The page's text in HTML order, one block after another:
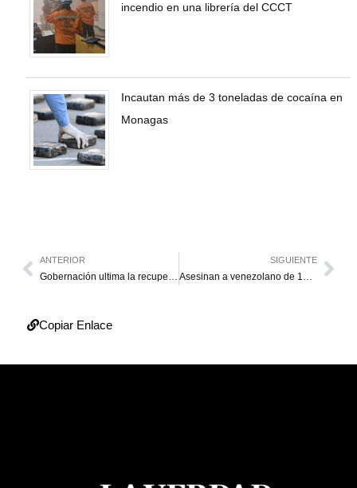
incendio en una librería del CCCT
Incautan más de 3 toneladas de cocaína en
Monagas
ANTERIOR
Gobernación ultima la recuperación de la villa deportiva Arquímedes Herrera
SIGUIENTE
Asesinan a venezolano de 13 disparos dentro de su auto en Perú
Copiar Enlace